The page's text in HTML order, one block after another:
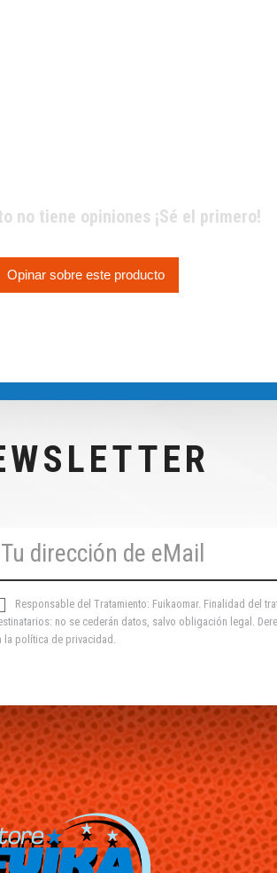
no tiene opiniones ¡Sé el primero!
Opinar sobre este producto
Responsable del Tratamiento: Fuikaomar. Finalidad del
no se cederán datos, salvo obligación legal.
la política de privacidad